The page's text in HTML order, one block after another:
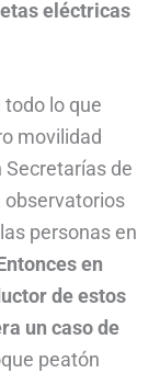
eléctricas
lo que
movilidad
Secretarías de
observatorios
personas en
en
de estos
un caso de
peatón